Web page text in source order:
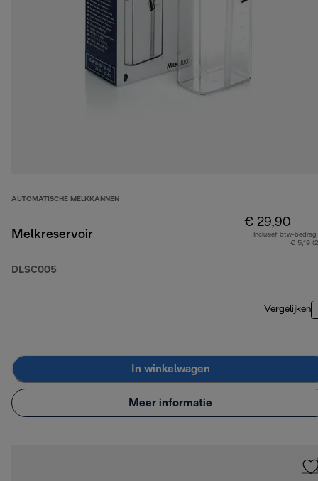
AUTOMATISCHE MELKKANNEN
Melkreservoir
DLSC005
€ 29,90
Inclusief btw-bedrag
€ 5,19
Vergelijken
In winkelwagen
Meer informatie